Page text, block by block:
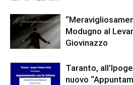
Modugno al
Giovinazzo
Taranto,
nuovo